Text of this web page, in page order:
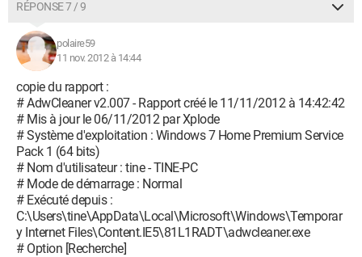
RÉPONSE 7 / 9
polaire59
11 nov. 2012 à 14:44
copie du rapport :
# AdwCleaner v2.007 - Rapport créé le 11/11/2012 à 14:42:42
# Mis à jour le 06/11/2012 par Xplode
# Système d'exploitation : Windows 7 Home Premium Service
Pack 1 (64 bits)
# Nom d'utilisateur : tine - TINE-PC
# Mode de démarrage : Normal
# Exécuté depuis :
C:\Users\tine\AppData\Local\Microsoft\Windows\Temporar
y Internet Files\Content.IE5\81L1RADT\adwcleaner.exe
# Option [Recherche]